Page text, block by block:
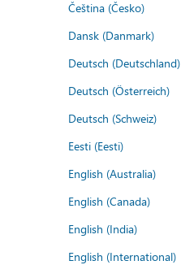
Čeština (Česko)
Dansk (Danmark)
Deutsch (Deutschland)
Deutsch (Österreich)
Deutsch (Schweiz)
Eesti (Eesti)
English (Australia)
English (Canada)
English (India)
English (International)